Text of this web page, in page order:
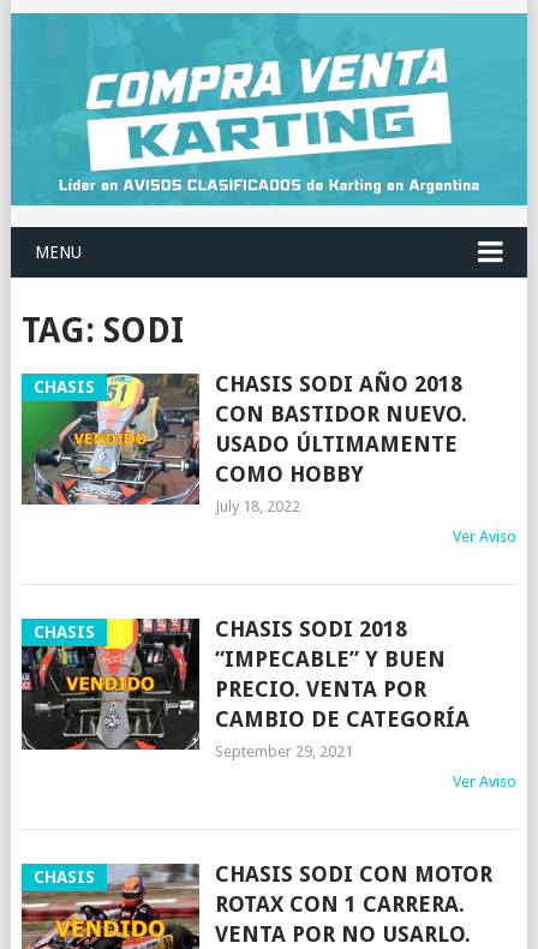
MENU
TAG: SODI
CHASIS
CHASIS SODI AÑO 2018
CON BASTIDOR NUEVO.
USADO ÚLTIMAMENTE
COMO HOBBY
July 18, 2022
Ver Aviso
CHASIS
CHASIS SODI 2018
“IMPECABLE” Y BUEN
PRECIO. VENTA POR
CAMBIO DE CATEGORÍA
September 29, 2021
Ver Aviso
CHASIS
CHASIS SODI CON MOTOR
ROTAX CON 1 CARRERA.
VENTA POR NO USARLO.